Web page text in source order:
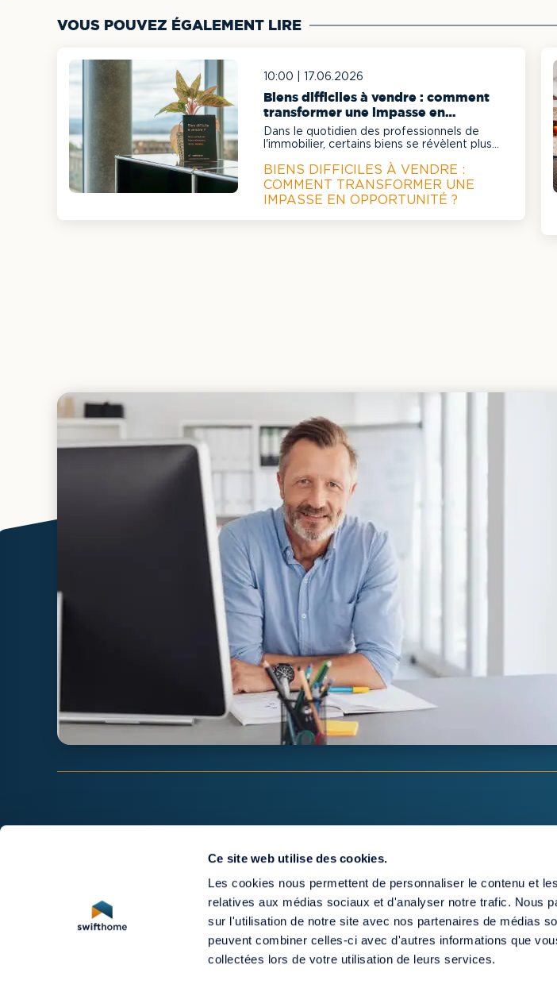
Ce site web utilise des cookies.
Les cookies nous permettent de personnaliser le contenu et
relatives aux médias sociaux et d'analyser notre trafic. Nous
sur l'utilisation de notre site avec nos partenaires de médias
peuvent combiner celles-ci avec d'autres informations que
collectées lors de votre utilisation de leurs services.
VOUS POUVEZ ÉGALEMENT LIRE
10:00 | 17.06.2026
Biens difficiles à vendre : comment
transformer une impasse en
opportunité ?
Dans le quotidien des professionnels de
l'immobilier, certains biens se révèlent plus
BIENS DIFFICILES À VENDRE :
COMMENT TRANSFORMER UNE
IMPASSE EN OPPORTUNITÉ ?
COMMENT ÇA MARCHE
FAQ
ESPACE PRO